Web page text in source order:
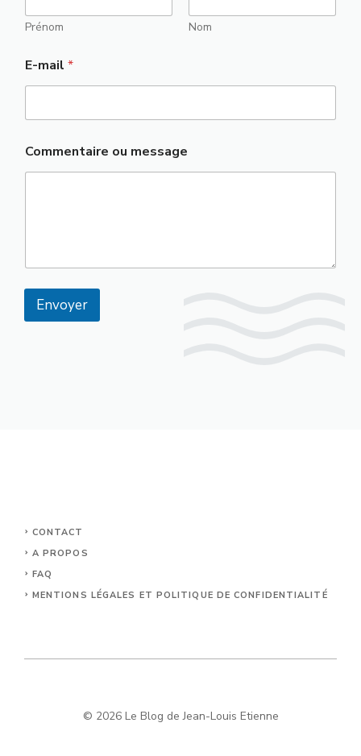
Prénom Nom
E-mail *
u
*
Commentaire ou message
Envoyer
CONTACT
A PROPOS
FAQ
MENTIONS LÉGALES ET POLITIQUE DE CONFIDENTIALITÉ
© 2026 Le Blog de Jean-Louis Etienne